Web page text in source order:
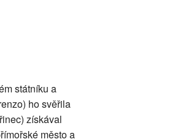
státníku a
ho svěřila
získával
město a